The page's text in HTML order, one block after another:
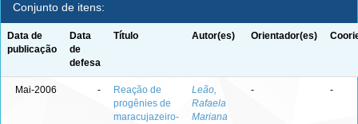
Conjunto de itens:
Data de
publicação
Data
de
defesa
Título Autor(es) Orientador(es)
Mai-2006 -
Reação de
progênies de
maracujazeiro-
Leão,
Rafaela
Mariana
- -